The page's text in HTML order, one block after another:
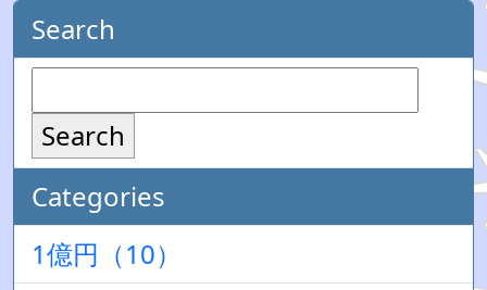
Search
Search
Categories
1億円（10）